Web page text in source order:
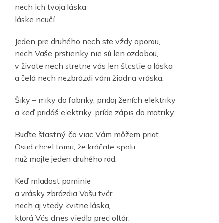
nech ich tvoja láska
láske naučí.
Jeden pre druhého nech ste vždy oporou,
nech Vaše prstienky nie sú len ozdobou,
v živote nech stretne vás len šťastie a láska
a čelá nech nezbrázdi vám žiadna vráska.
Šiky – miky do fabriky, pridaj ženích elektriky
a keď pridáš elektriky, príde zápis do matriky.
Buďte šťastný, čo viac Vám môžem priať.
Osud chcel tomu, že kráčate spolu,
nuž majte jeden druhého rád.
Keď mladosť pominie
a vrásky zbrázdia Vašu tvár,
nech aj vtedy kvitne láska,
ktorá Vás dnes viedla pred oltár.